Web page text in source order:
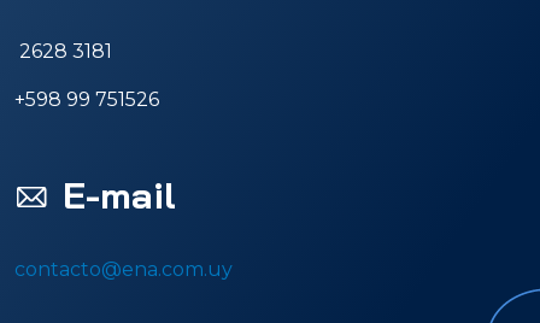
2628 3181
+598 99 751526
E-mail
contacto@ena.com.uy